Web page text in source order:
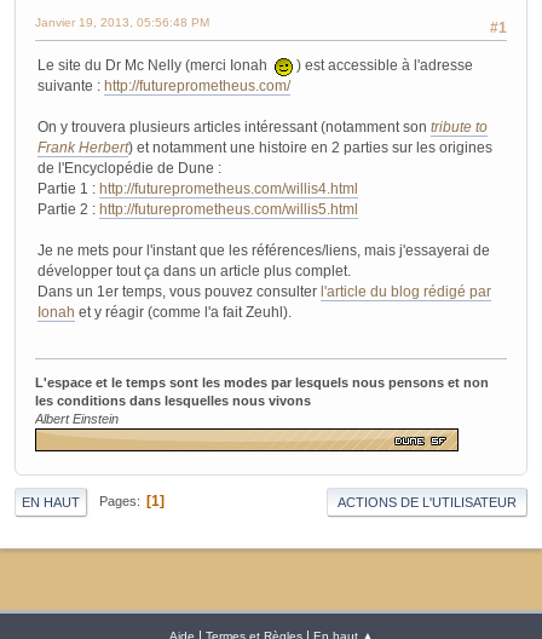
#1
Janvier 19, 2013, 05:56:48 PM
Le site du Dr Mc Nelly (merci Ionah
) est accessible à l'adresse
suivante : http://futureprometheus.com/
On y trouvera plusieurs articles intéressant (notamment son tribute to
Frank Herbert) et notamment une histoire en 2 parties sur les origines
de l'Encyclopédie de Dune :
Partie 1 : http://futureprometheus.com/willis4.html
Partie 2 : http://futureprometheus.com/willis5.html
Je ne mets pour l'instant que les références/liens, mais j'essayerai de
développer tout ça dans un article plus complet.
Dans un 1er temps, vous pouvez consulter l'article du blog rédigé par
Ionah et y réagir (comme l'a fait Zeuhl).
L'espace et le temps sont les modes par lesquels nous pensons et non
les conditions dans lesquelles nous vivons
Albert Einstein
EN HAUT Pages 1 ACTIONS DE L'UTILISATEUR
Aide | Termes et Règles| En haut ▲